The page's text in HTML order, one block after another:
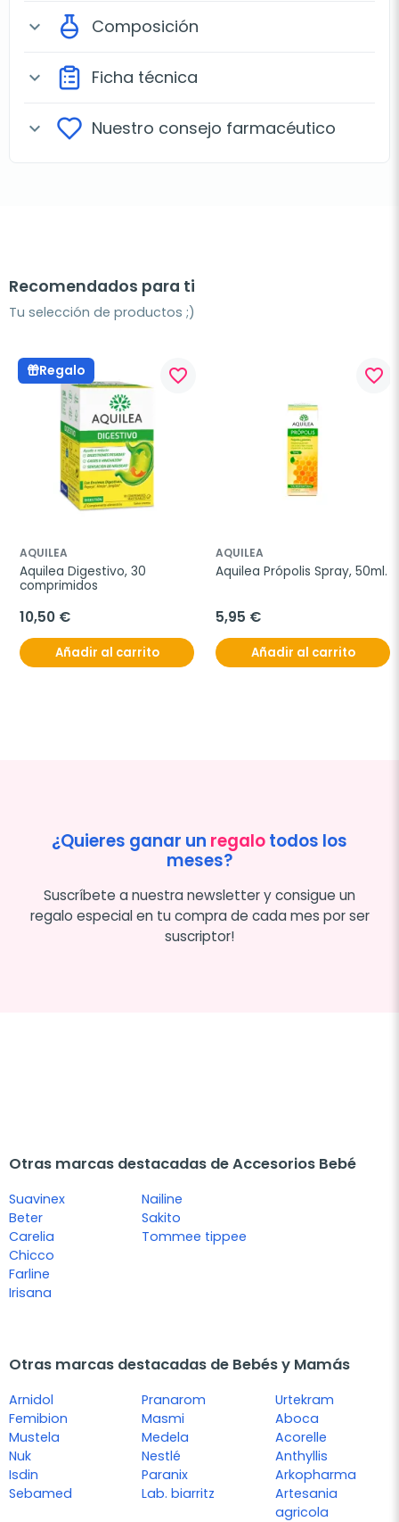
expand_more Composición
expand_more Ficha técnica
expand_more Nuestro consejo farmacéutico
Recomendados para ti
Tu selección de productos ;)
Regalo favorite_border
AQUILEA
Aquilea Digestivo, 30
comprimidos
10,50 €
Añadir al carrito
favorite_border
AQUILEA
Aquilea Própolis Spray, 50ml.
5,95 €
Añadir al carrito
¿Quieres ganar un regalotodos los
meses?
Suscríbete a nuestra newsletter y consigue un
regalo especial en tu compra de cada mes por ser
suscriptor!
Otras marcas destacadas de Accesorios Bebé
Suavinex
Beter
Carelia
Chicco
Farline
Irisana
Nailine
Sakito
Tommee tippee
Otras marcas destacadas de Bebés y Mamás
Arnidol
Femibion
Mustela
Nuk
Isdin
Sebamed
Pranarom
Masmi
Medela
Nestlé
Paranix
Lab. biarritz
Urtekram
Aboca
Acorelle
Anthyllis
Arkopharma
Artesania
agricola